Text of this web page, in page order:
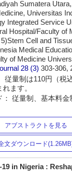
Sumatera
Universitas
Integrated Service
Hospital/Faculty of
Cell and
Medical
of Medicine
28 (3)303-306,
従量制は110円（税
ます。
従量制、基本料金
アブストラクトを見る
文ダウンロード
in Nigeria :